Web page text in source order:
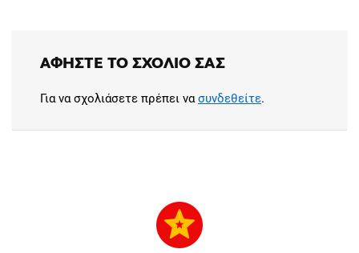
ΑΦΉΣΤΕ ΤΟ ΣΧΌΛΙΟ ΣΑΣ
Για να σχολιάσετε πρέπει νασυνδεθείτε.